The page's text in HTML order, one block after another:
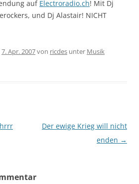
auf Electroradio.ch! Mit Dj
und Dj Alastair! NICHT
7. Apr. 2007von ricdes unter Musik
Der ewige Krieg will nicht
enden →